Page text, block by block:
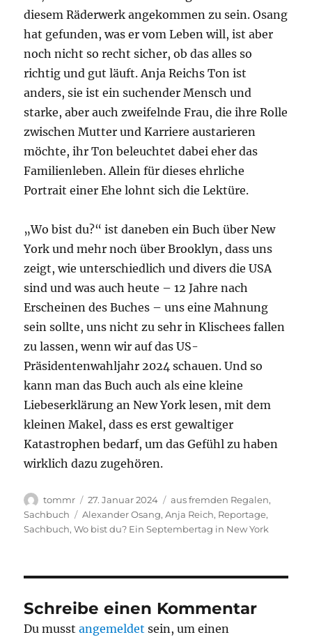
diesem Räderwerk angekommen zu sein. Osang
hat gefunden, was er vom Leben will, ist aber
noch nicht so recht sicher, ob das alles so
richtig und gut läuft. Anja Reichs Ton ist
anders, sie ist ein suchender Mensch und
starke, aber auch zweifelnde Frau, die ihre Rolle
zwischen Mutter und Karriere austarieren
möchte, ihr Ton beleuchtet dabei eher das
Familienleben. Allein für dieses ehrliche
Portrait einer Ehe lohnt sich die Lektüre.
„Wo bist du?“ ist daneben ein Buch über New
York und mehr noch über Brooklyn, dass uns
zeigt, wie unterschiedlich und divers die USA
sind und was auch heute – 12 Jahre nach
Erscheinen des Buches – uns eine Mahnung
sein sollte, uns nicht zu sehr in Klischees fallen
zu lassen, wenn wir auf das US-
Präsidentenwahljahr 2024 schauen. Und so
kann man das Buch auch als eine kleine
Liebeserklärung an New York lesen, mit dem
kleinen Makel, dass es erst gewaltiger
Katastrophen bedarf, um das Gefühl zu haben
wirklich dazu zugehören.
Autor
tommr
Veröffentlicht
am
27. Januar 2024 Kategorien
aus fremden Regalen,
Sachbuch
Schlagwörter
Alexander Osang,Anja Reich, Reportage,
Sachbuch,Wo bist du? Ein Septembertag in New York
Schreibe einen Kommentar
Du musstangemeldet sein, um einen